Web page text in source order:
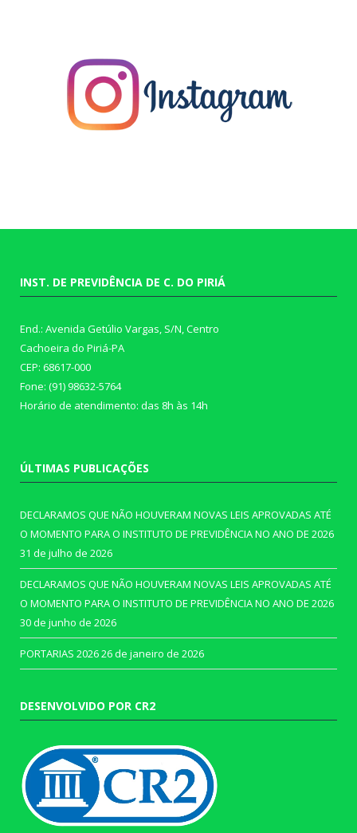
INST. DE PREVIDÊNCIA DE C. DO PIRIÁ
End.: Avenida Getúlio Vargas, S/N, Centro
Cachoeira do Piriá-PA
CEP: 68617-000
Fone: (91) 98632-5764
Horário de atendimento: das 8h às 14h
ÚLTIMAS PUBLICAÇÕES
DECLARAMOS QUE NÃO HOUVERAM NOVAS LEIS APROVADAS ATÉ
O MOMENTO PARA O INSTITUTO DE PREVIDÊNCIA NO ANO DE 2026
31 de julho de 2026
DECLARAMOS QUE NÃO HOUVERAM NOVAS LEIS APROVADAS ATÉ
O MOMENTO PARA O INSTITUTO DE PREVIDÊNCIA NO ANO DE 2026
30 de junho de 2026
PORTARIAS 202626 de janeiro de 2026
DESENVOLVIDO POR CR2